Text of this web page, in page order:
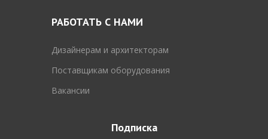
РАБОТАТЬ С НАМИ
Дизайнерам и архитекторам
Поставщикам оборудования
Вакансии
Подписка